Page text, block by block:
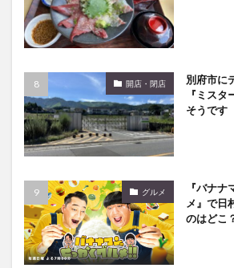
開店・閉店
別府市に
『ミス
そうです
グルメ
『バナ
メ』で日
のはどこ